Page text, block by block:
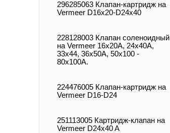
296285063 Клапан-картридж на
Vermeer D16x20-D24x40
228128003 Клапан соленоидный
на Vermeer 16х20А, 24х40А,
33х44, 36х50А, 50х100 -
80х100А.
224476005 Клапан-картридж на
Vermeer D16-D24
251113005 Картридж-клапан на
Vermeer D24x40 A